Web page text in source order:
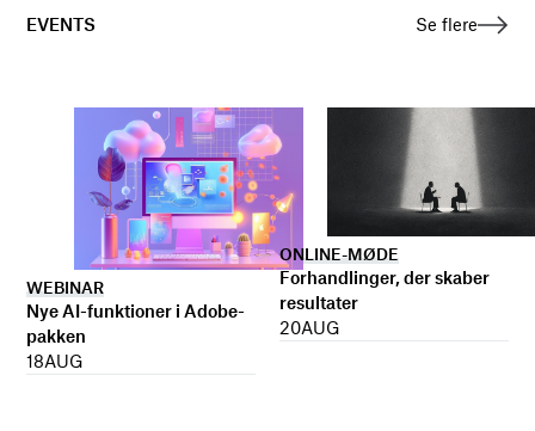
EVENTS Se flere
WEBINAR
Nye AI-funktioner i Adobe-
pakken
18AUG
ONLINE-MØDE
Forhandlinger, der skaber
resultater
20AUG